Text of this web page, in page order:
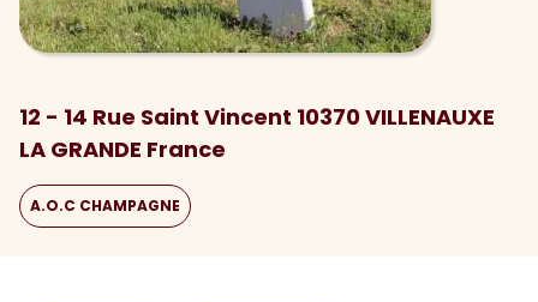
12 - 14 Rue Saint Vincent 10370 VILLENAUXE
LA GRANDE France
A.O.C CHAMPAGNE